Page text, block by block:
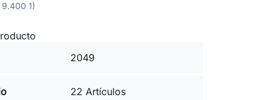
9.400 1)
2049
22 Artículos